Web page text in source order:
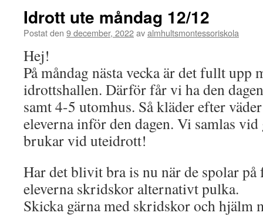
Idrott ute måndag 12/12
Postat den 9 december, 2022avalmhultsmontessoriskola
Hej!
På måndag nästa vecka är det fullt upp
idrottshallen. Därför får vi ha den
samt 4-5 utomhus. Så kläder efter
eleverna inför den dagen. Vi samlas
brukar vid uteidrott!
Har det blivit bra is nu när de spolar på
eleverna skridskor alternativt pulka.
Skicka gärna med skridskor och hjälm